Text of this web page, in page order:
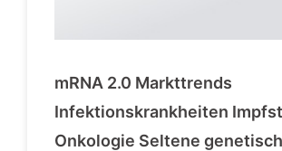
mRNA 2.0 Markttrends
Infektionskrankheiten
Onkologie Seltene